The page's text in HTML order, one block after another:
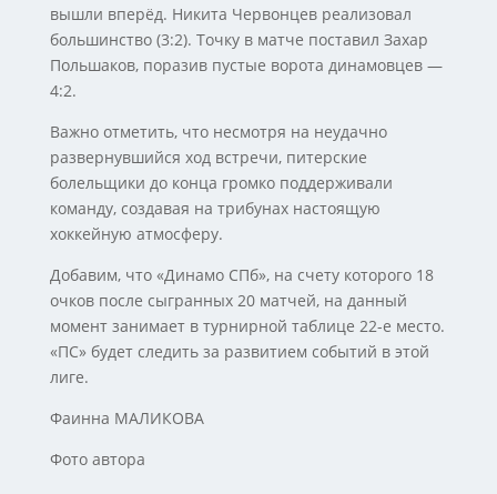
вышли вперёд. Никита Червонцев реализовал
большинство (3:2). Точку в матче поставил Захар
Польшаков, поразив пустые ворота динамовцев —
4:2.
Важно отметить, что несмотря на неудачно
развернувшийся ход встречи, питерские
болельщики до конца громко поддерживали
команду, создавая на трибунах настоящую
хоккейную атмосферу.
Добавим, что «Динамо СПб», на счету которого 18
очков после сыгранных 20 матчей, на данный
момент занимает в турнирной таблице 22-е место.
«ПС» будет следить за развитием событий в этой
лиге.
Фаинна МАЛИКОВА
Фото автора